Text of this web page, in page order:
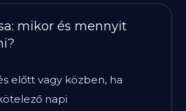
mikor és mennyit
előtt vagy közben, ha
napi